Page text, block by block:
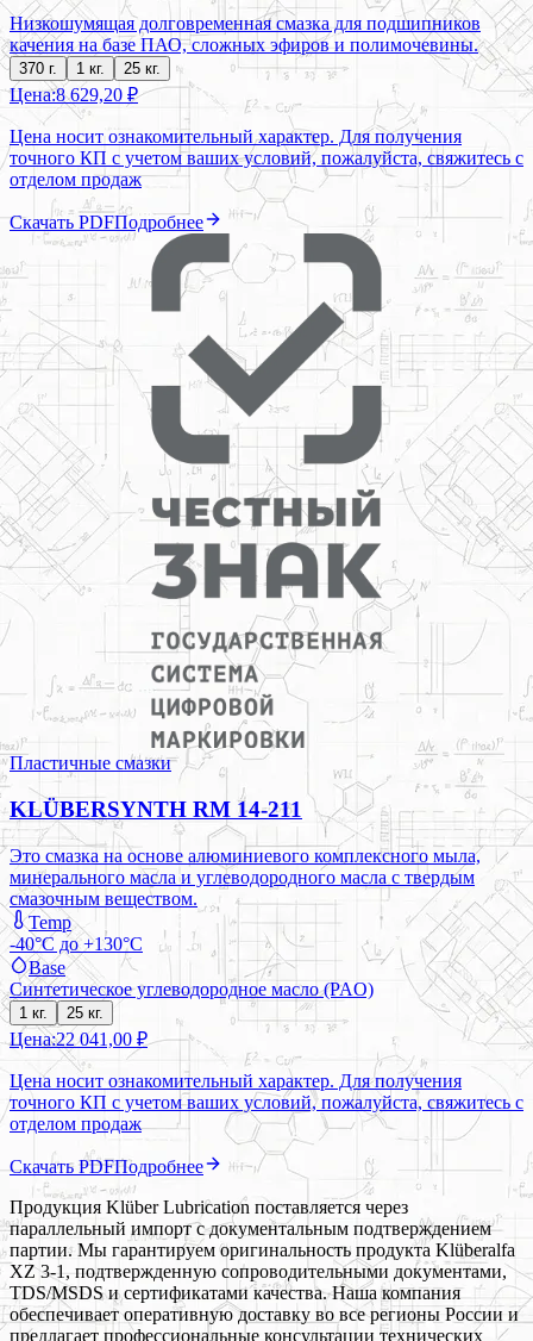
Низкошумящая долговременная смазка для подшипников
качения на базе ПАО, сложных эфиров и полимочевины.
370 г. 1 кг. 25 кг.
Цена:8 629,20 ₽
Цена носит ознакомительный характер. Для получения
точного КП с учетом ваших условий, пожалуйста, свяжитесь с
отделом продаж
Скачать PDFПодробнее
Пластичные смазки
KLÜBERSYNTH RM 14-211
Это смазка на основе алюминиевого комплексного мыла,
минерального масла и углеводородного масла с твердым
смазочным веществом.
Temp
-40°C до +130°C
Base
Синтетическое углеводородное масло (PAO)
1 кг. 25 кг.
Цена:22 041,00 ₽
Цена носит ознакомительный характер. Для получения
точного КП с учетом ваших условий, пожалуйста, свяжитесь с
отделом продаж
Скачать PDFПодробнее
Продукция Klüber Lubrication поставляется через
параллельный импорт с документальным подтверждением
партии. Мы гарантируем оригинальность продукта Klüberalfa
XZ 3-1, подтвержденную сопроводительными документами,
TDS/MSDS и сертификатами качества. Наша компания
обеспечивает оперативную доставку во все регионы России и
предлагает профессиональные консультации технических